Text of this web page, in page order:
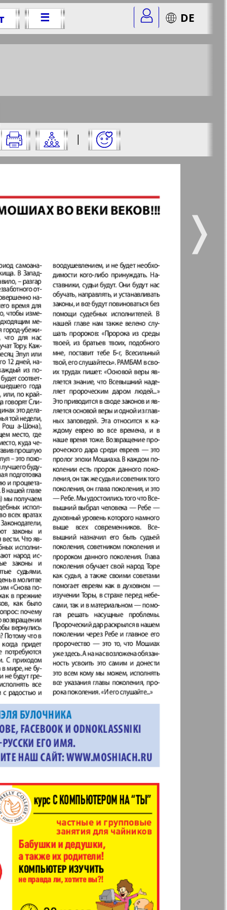
☰ DE
896
895
890
889
884
883
877
|
и нажмите на нее:
11
❭
Город 511
Zeitung Наше время
Отдых и здоровье
Рейнское время
Христианская
газета
Англия
Аугсбург-сити
Будь здоров
info Вечерняя газета
Wadim
Дом и семья
газета
Еврейская
Жизнь женщины
Идеальная фирма
Катюша
Крот в Германии